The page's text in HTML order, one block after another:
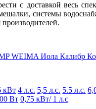
с доставкой весь
системы
WEIMA Иола Калибр
кВт 4 л.с. 5,5 л.с. 5.5 л.с.
Вт 0,75 кВт/ 1 л.с